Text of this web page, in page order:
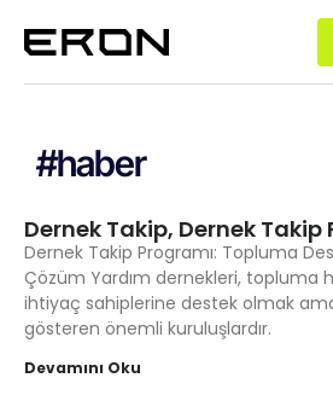
#haber
Dernek Takip, Dernek Takip
Dernek Takip Programı: Topluma
Çözüm Yardım dernekleri, topluma
ihtiyaç sahiplerine destek olmak
gösteren önemli kuruluşlardır.
Devamını Oku